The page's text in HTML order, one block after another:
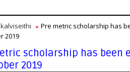
kalviseithi
Pre metric scholarship has
2019
scholarship has been
2019